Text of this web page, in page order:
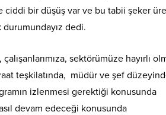
bir düşüş var ve bu tabii şeker
dedi.
sektörümüze hayırlı
teşkilatında, müdür ve şef
izlenmesi gerektiği konusunda
devam edeceği konusunda